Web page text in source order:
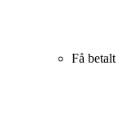
Få betalt